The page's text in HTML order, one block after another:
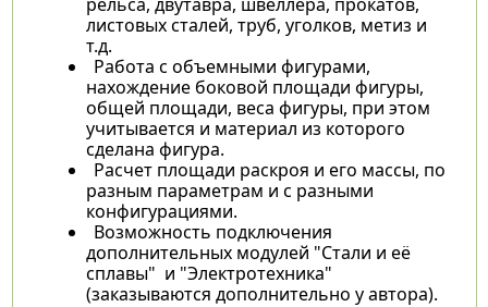
листовых сталей, труб, уголков, метиз и
т.д.
Работа с объемными фигурами,
нахождение боковой площади фигуры,
общей площади, веса фигуры, при этом
учитывается и материал из которого
сделана фигура.
Расчет площади раскроя и его массы, по
разным параметрам и с разными
конфигурациями.
Возможность подключения
дополнительных модулей "Стали и её
сплавы" и "Электротехника"
(заказываются дополнительно у автора).